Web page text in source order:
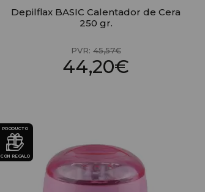
Depilflax BASIC Calentador de Cera
250 gr.
PVR: 45,57€
44,20€
PRODUCTO
CON REGALO